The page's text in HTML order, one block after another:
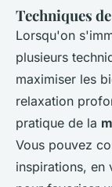
Techniques
Lorsqu'on
plusieurs
maximiser les
relaxation
pratique de la
Vous pouvez
inspirations, en